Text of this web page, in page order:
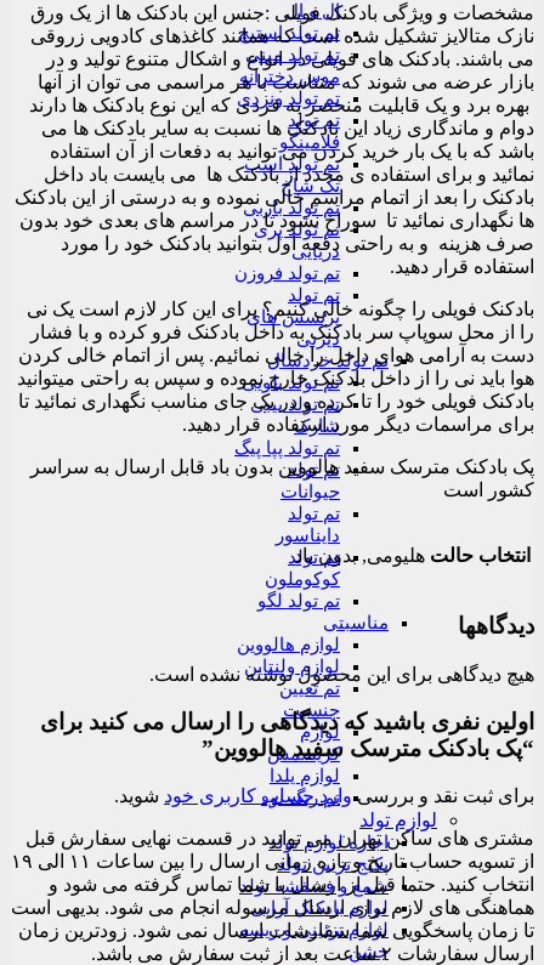
ال و ال
تم تولد استیچ
تم تولد مینی
موس دخترانه
تم تولد ونزدی
تم تولد
فلامینگو
تم تولد اسب
تک شاخ
تم تولد باربی
تم تولد پری
دریایی
تم تولد فروزن
تم تولد
پرنسس های
دیزنی
تم تولد خردسال
تم تولد بلویی
تم تولد بیبی
شارک
تم تولد پپا پیگ
تم تولد
حیوانات
تم تولد
دایناسور
تم تولد
کوکوملون
تم تولد لگو
مناسبتی
لوازم هالووین
لوازم ولنتاین
تم تعیین
جنسیت
لوازم
کریسمس
لوازم یلدا
تم رنگ نود
لوازم تولد
اجاره لوازم تولد
پکیج تزیین تولد
شمع و فشفشه تولد
لوازم بادکنک آرایی
لوازم تزئینی و ریسه
جشن
مشخصات و ویژگی بادکنک فویلی :جنس این بادکنک ها از یک ورق
نازک متالایز تشکیل شده است که همانند کاغذهای کادویی زروقی
می باشند. بادکنک های فویلی در انواع و اشکال متنوع تولید و در
بازار عرضه می شوند که متناسب با هر مراسمی می توان از آنها
بهره برد و یک قابلیت منحصر به فردی که این نوع بادکنک ها دارند
دوام و ماندگاری زیاد این بادکنک ها نسبت به سایر بادکنک ها می
باشد که با یک بار خرید کردن می توانید به دفعات از آن استفاده
نمائید و برای استفاده ی مجدد از بادکنک ها می بایست باد داخل
بادکنک را بعد از اتمام مراسم خالی نموده و به درستی از این بادکنک
ها نگهداری نمائید تا سوراخ نشود تا در مراسم های بعدی خود بدون
صرف هزینه و به راحتی دفعه اول بتوانید بادکنک خود را مورد
استفاده قرار دهید.
بادکنک فویلی را چگونه خالی کنیم؟ برای این کار لازم است یک نی
را از محل سوپاپ سر بادکنک به داخل بادکنک فرو کرده و با فشار
دست به آرامی هوای داخل را خالی نمائیم. پس از اتمام خالی کردن
هوا باید نی را از داخل بادکنک خارج نموده و سپس به راحتی میتوانید
بادکنک فویلی خود را تا کرده و در یک جای مناسب نگهداری نمائید تا
برای مراسمات دیگر مورد استفاده قرار دهید.
پک بادکنک مترسک سفید هالووین بدون باد قابل ارسال به سراسر
کشور است
انتخاب حالت هلیومی, بدون باد
دیدگاهها
هیچ دیدگاهی برای این محصول نوشته نشده است.
اولین نفری باشید که دیدگاهی را ارسال می کنید برای
“پک بادکنک مترسک سفید هالووین”
برای ثبت نقد و بررسیوارد حساب کاربری خود شوید.
مشتری های ساکن تهران می توانید در قسمت نهایی سفارش قبل
از تسویه حساب تاریخ و بازه زمانی ارسال را بین ساعات ۱۱ الی ۱۹
انتخاب کنید. حتما قبل از ارسال با شما تماس گرفته می شود و
هماهنگی های لازم برای ارسال مرسوله انجام می شود. بدیهی است
تا زمان پاسخگویی شما سفارشات ارسال نمی شود. زودترین زمان
ارسال سفارشات ۲ ساعت بعد از ثبت سفارش می باشد.